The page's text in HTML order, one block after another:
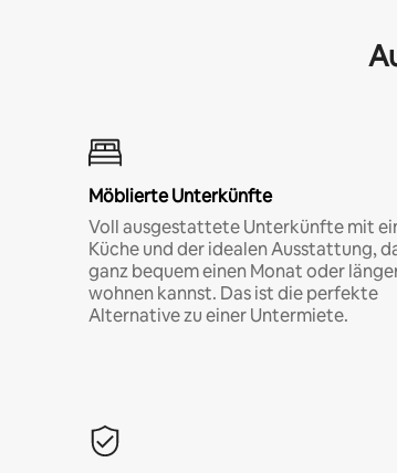
Möblierte Unterkünfte
Voll ausgestattete Unterkünfte mit
Küche und der idealen Ausstattung,
ganz bequem einen Monat oder
wohnen kannst. Das ist die perfekte
Alternative zu einer Untermiete.